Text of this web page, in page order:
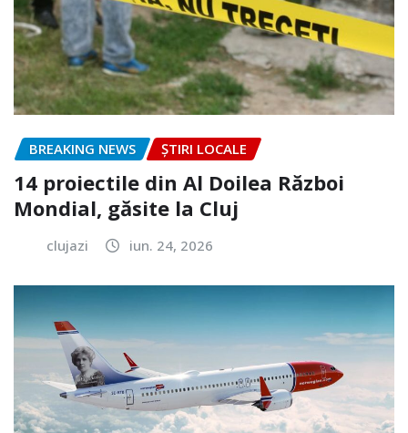
BREAKING NEWS ȘTIRI LOCALE
14 proiectile din Al Doilea Război
Mondial, găsite la Cluj
clujazi iun. 24, 2026